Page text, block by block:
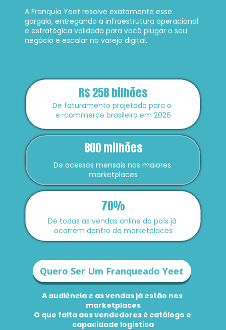
A Franquia Yeet resolve exatamente esse
gargalo, entregando a infraestrutura operacional
e estratégica validada para você plugar o seu
negócio e escalar no varejo digital.
R$ 258 bilhões
800 milhões
70%
De faturamento projetado para o
e-commerce brasileiro em 2026
De todas as vendas online do país já
ocorrem dentro de marketplaces
De acessos mensais nos maiores
marketplaces
A audiência e as vendas já estão nos
marketplaces
O que falta aos vendedores é catálogo e
capacidade logística
Quero Ser Um Franqueado Yeet